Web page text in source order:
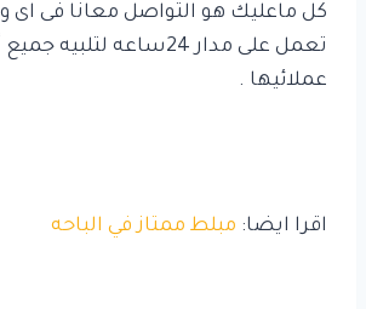
كل ماعليك هو التواصل معانا فى
تعمل على مدار 24ساعه لتلبيه
عملائيها .
اقرا ايضا: مبلط ممتاز في الباحه